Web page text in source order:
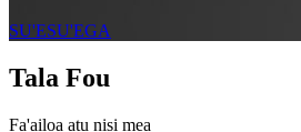
SU'ESU'EGA
Tala Fou
Fa'ailoa atu nisi mea